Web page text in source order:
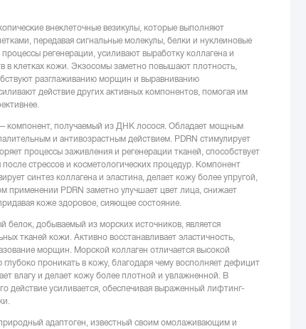
внеклеточные везикулы, которые выполняют
передавая сигнальные молекулы, белки и нуклеиновые
регенерации, усиливают выработку коллагена и
в клетках кожи. Экзосомы заметно повышают плотность,
разглаживанию морщин и выравниванию
действие других активных компонентов, помогая им
компонент, получаемый из ДНК лосося. Обладает мощным
и антивозрастным действием. PDRN стимулирует
процессы заживления и регенерации тканей, способствует
стрессов и косметологических процедур. Компонент
синтез коллагена и эластина, делает кожу более упругой,
применении PDRN заметно улучшает цвет лица, снижает
коже здоровое, сияющее состояние.
белок, добываемый из морских источников, является
тканей кожи. Активно восстанавливает эластичность,
морщин. Морской коллаген отличается высокой
проникать в кожу, благодаря чему восполняет дефицит
влагу и делает кожу более плотной и увлажненной. В
действие усиливается, обеспечивая выраженный лифтинг-
адаптоген, известный своим омолаживающим и